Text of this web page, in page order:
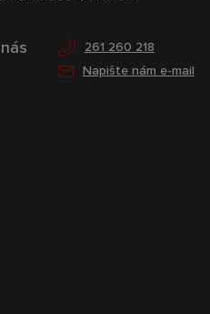
261 260 218
Napište nám e-mail